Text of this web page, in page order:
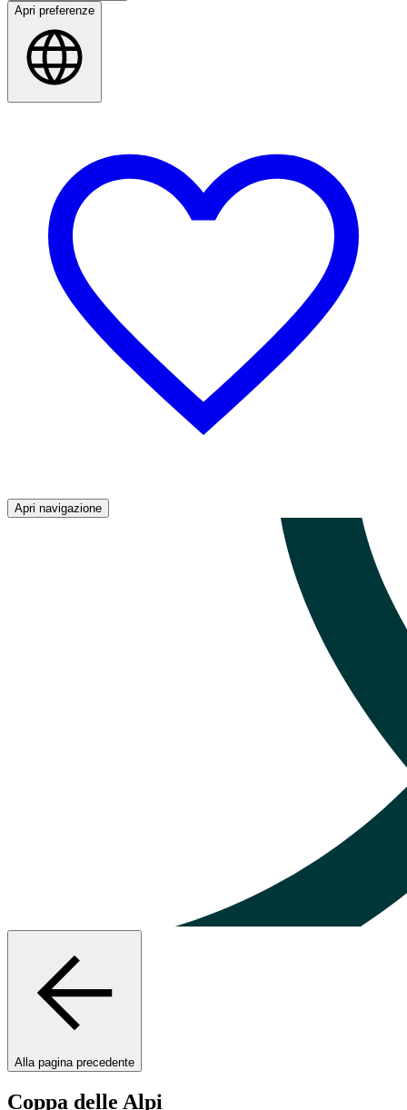
Apri preferenze
Apri navigazione
Alla pagina precedente
Coppa delle Alpi